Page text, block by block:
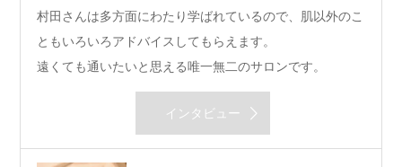
村田さんは多方面にわたり学ばれているので、肌以外のこ
ともいろいろアドバイスしてもらえます。
遠くても通いたいと思える唯一無二のサロンです。
インタビュー